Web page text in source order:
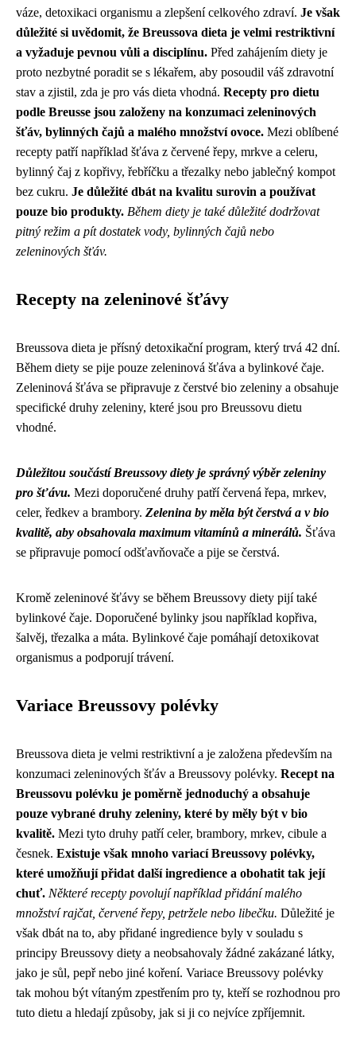
váze, detoxikaci organismu a zlepšení celkového zdraví. Je však
důležité si uvědomit, že Breussova dieta je velmi restriktivní
a vyžaduje pevnou vůli a disciplínu. Před zahájením diety je
proto nezbytné poradit se s lékařem, aby posoudil váš zdravotní
stav a zjistil, zda je pro vás dieta vhodná. Recepty pro dietu
podle Breusse jsou založeny na konzumaci zeleninových
šťáv, bylinných čajů a malého množství ovoce. Mezi oblíbené
recepty patří například šťáva z červené řepy, mrkve a celeru,
bylinný čaj z kopřivy, řebříčku a třezalky nebo jablečný kompot
bez cukru. Je důležité dbát na kvalitu surovin a používat
pouze bio produkty. Během diety je také důležité dodržovat
pitný režim a pít dostatek vody, bylinných čajů nebo
zeleninových šťáv.
Recepty na zeleninové šťávy
Breussova dieta je přísný detoxikační program, který trvá 42 dní.
Během diety se pije pouze zeleninová šťáva a bylinkové čaje.
Zeleninová šťáva se připravuje z čerstvé bio zeleniny a obsahuje
specifické druhy zeleniny, které jsou pro Breussovu dietu
vhodné.
Důležitou součástí Breussovy diety je správný výběr zeleniny
pro šťávu. Mezi doporučené druhy patří červená řepa, mrkev,
celer, ředkev a brambory. Zelenina by měla být čerstvá a v bio
kvalitě, aby obsahovala maximum vitamínů a minerálů. Šťáva
se připravuje pomocí odšťavňovače a pije se čerstvá.
Kromě zeleninové šťávy se během Breussovy diety pijí také
bylinkové čaje. Doporučené bylinky jsou například kopřiva,
šalvěj, třezalka a máta. Bylinkové čaje pomáhají detoxikovat
organismus a podporují trávení.
Variace Breussovy polévky
Breussova dieta je velmi restriktivní a je založena především na
konzumaci zeleninových šťáv a Breussovy polévky. Recept na
Breussovu polévku je poměrně jednoduchý a obsahuje
pouze vybrané druhy zeleniny, které by měly být v bio
kvalitě. Mezi tyto druhy patří celer, brambory, mrkev, cibule a
česnek. Existuje však mnoho variací Breussovy polévky,
které umožňují přidat další ingredience a obohatit tak její
chuť. Některé recepty povolují například přidání malého
množství rajčat, červené řepy, petržele nebo libečku. Důležité je
však dbát na to, aby přidané ingredience byly v souladu s
principy Breussovy diety a neobsahovaly žádné zakázané látky,
jako je sůl, pepř nebo jiné koření. Variace Breussovy polévky
tak mohou být vítaným zpestřením pro ty, kteří se rozhodnou pro
tuto dietu a hledají způsoby, jak si ji co nejvíce zpříjemnit.